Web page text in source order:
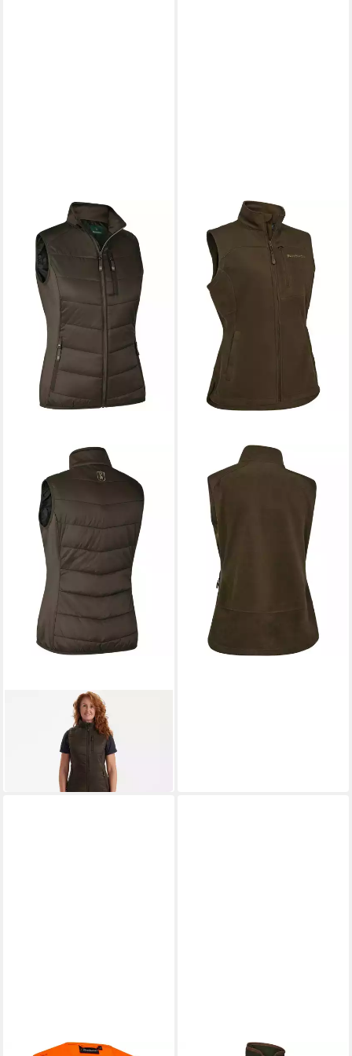
DEERHUNTER
Jagdweste Damen
Heizweste Heat Padded
UVP 169,99 €
DEERHUNTER
Fleeceweste Damen
Fleeceweste Muflon Pro
60,99 €